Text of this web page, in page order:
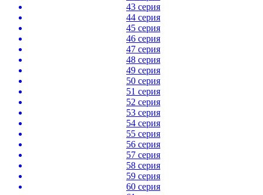
43 серия
44 серия
45 серия
46 серия
47 серия
48 серия
49 серия
50 серия
51 серия
52 серия
53 серия
54 серия
55 серия
56 серия
57 серия
58 серия
59 серия
60 серия